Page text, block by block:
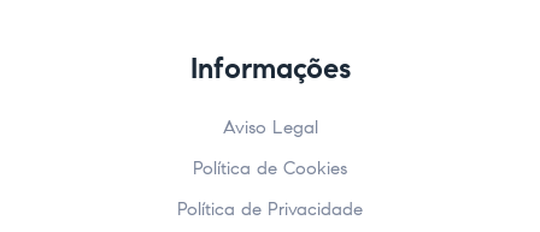
Informações
Aviso Legal
Política de Cookies
Política de Privacidade